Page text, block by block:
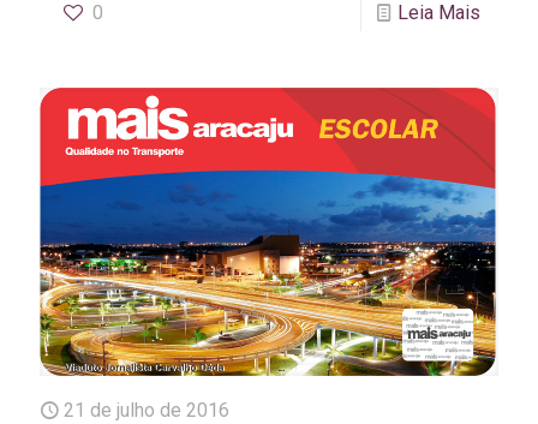
0 Leia Mais
21 de julho de 2016